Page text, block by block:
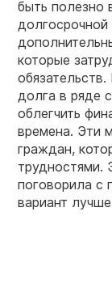
быть полезно
долгосрочной
которые
долга в ряде
облегчить
времена. Эти
граждан,
трудностями.
поговорила с
вариант